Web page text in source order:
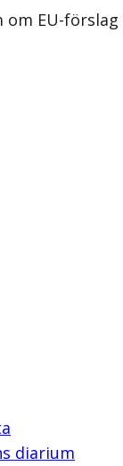
EU-förslag
diarium